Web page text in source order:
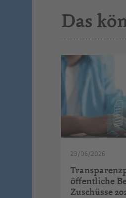
Das
23/06/2026
öffentliche
Zuschüsse